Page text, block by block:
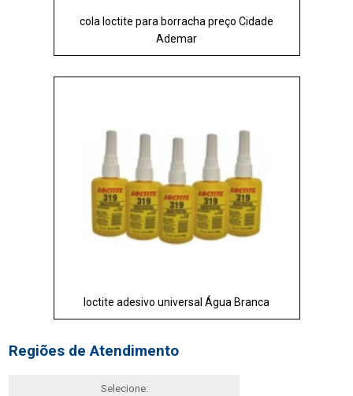
cola loctite para borracha preço Cidade
Ademar
loctite adesivo universal Água Branca
Regiões de Atendimento
Selecione: